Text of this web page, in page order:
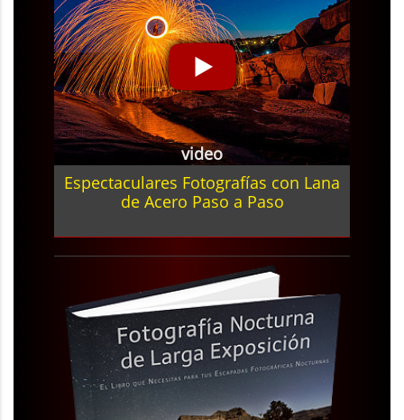
video
Espectaculares Fotografías con Lana
de Acero Paso a Paso